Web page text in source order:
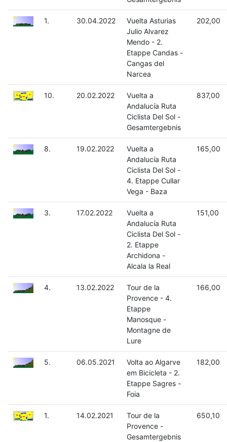
1. 30.04.2022
Vuelta Asturias
Julio Alvarez
Mendo - 2.
Etappe Candas -
Cangas del
Narcea
202,00
10. 20.02.2022
Vuelta a
Andalucía Ruta
Ciclista Del Sol -
Gesamtergebnis
837,00
8. 19.02.2022
Vuelta a
Andalucía Ruta
Ciclista Del Sol -
4. Etappe Cullar
Vega - Baza
165,00
3. 17.02.2022
Vuelta a
Andalucía Ruta
Ciclista Del Sol -
2. Etappe
Archidona -
Alcala la Real
151,00
4. 13.02.2022
Tour de la
Provence - 4.
Etappe
Manosque -
Montagne de
Lure
166,00
5. 06.05.2021
Volta ao Algarve
em Bicicleta - 2.
Etappe Sagres -
Foia
182,00
1. 14.02.2021
Tour de la
Provence -
Gesamtergebnis
650,10